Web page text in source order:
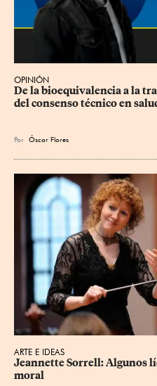
OPINIÓN
De la bioequivalencia a la
del consenso técnico en
Por Óscar Flores
ARTE E IDEAS
Jeannette Sorrell: Algunos
moral